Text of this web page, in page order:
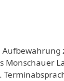
Monschauer